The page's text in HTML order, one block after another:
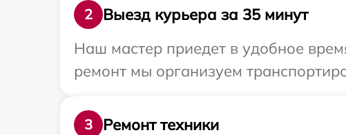
2
Выезд курьера за 35 минут
Наш мастер приедет в удобное
ремонт мы организуем
3
Ремонт техники